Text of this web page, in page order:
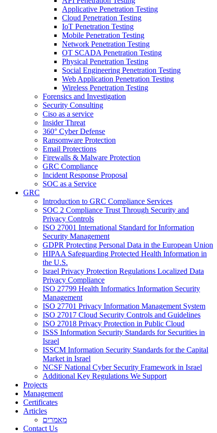
Applicative Penetration Testing
Cloud Penetration Testing
IoT Penetration Testing
Mobile Penetration Testing
Network Penetration Testing
OT SCADA Penetration Testing
Physical Penetration Testing
Social Engineering Penetration Testing
Web Application Penetration Testing
Wireless Penetration Testing
Forensics and Investigation
Security Consulting
Ciso as a service
Insider Threat
360° Cyber Defense
Ransomware Protection
Email Protections
Firewalls & Malware Protection
GRC Compliance
Incident Response Proposal
SOC as a Service
GRC
Introduction to GRC Compliance Services
SOC 2 Compliance Trust Through Security and
Privacy Controls
ISO 27001 International Standard for Information
Security Management
GDPR Protecting Personal Data in the European Union
HIPAA Safeguarding Protected Health Information in
the U.S.
Israel Privacy Protection Regulations Localized Data
Privacy Compliance
ISO 27799 Health Informatics Information Security
Management
ISO 27701 Privacy Information Management System
ISO 27017 Cloud Security Controls and Guidelines
ISO 27018 Privacy Protection in Public Cloud
ISSS Information Security Standards for Securities in
Israel
ISSCM Information Security Standards for the Capital
Market in Israel
NCSF National Cyber Security Framework in Israel
Additional Key Regulations We Support
Projects
Management
Certificates
Articles
מאמרים
Contact Us